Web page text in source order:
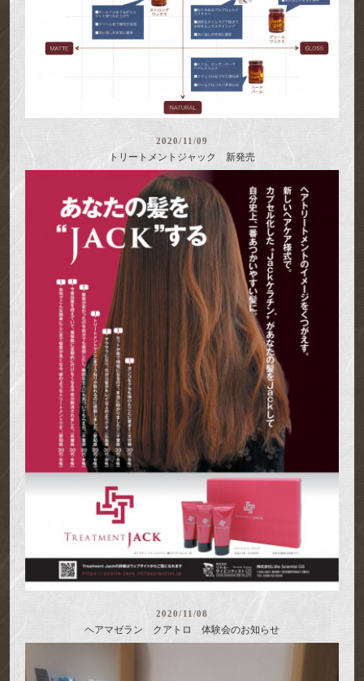
2020/11/09
トリートメントジャック 新発売
2020/11/08
ヘアマゼラン クアトロ 体験会のお知らせ